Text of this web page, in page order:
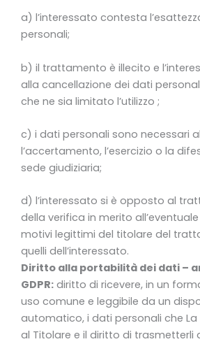
a) l’interessato contesta
personali;
b) il trattamento è illecito e
alla cancellazione dei dati
che ne sia limitato l’utilizzo ;
c) i dati personali sono necessari
l’accertamento, l’esercizio o la
sede giudiziaria;
d) l’interessato si è opposto al
della verifica in merito
motivi legittimi del titolare del
quelli dell’interessato.
Diritto alla portabilità dei dati –
GDPR: diritto di ricevere, in un
uso comune e leggibile da un
automatico, i dati personali che
al Titolare e il diritto di trasmetterli